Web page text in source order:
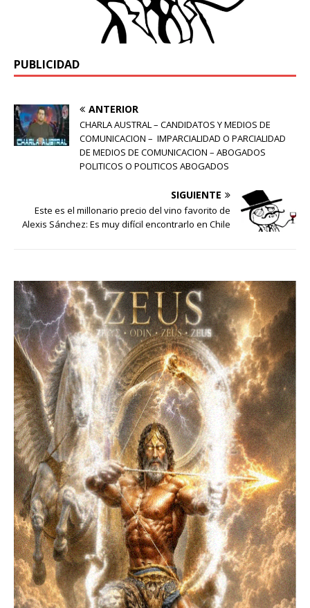
PUBLICIDAD
ANTERIOR
CHARLA AUSTRAL – CANDIDATOS Y MEDIOS DE
COMUNICACION – IMPARCIALIDAD O PARCIALIDAD
DE MEDIOS DE COMUNICACION – ABOGADOS
POLITICOS O POLITICOS ABOGADOS
SIGUIENTE
Este es el millonario precio del vino favorito de
Alexis Sánchez: Es muy difícil encontrarlo en Chile